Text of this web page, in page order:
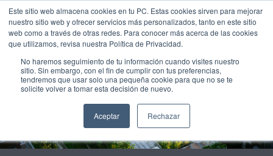
Este sitio web almacena cookies en tu PC. Estas cookies sirven para mejorar
nuestro sitio web y ofrecer servicios más personalizados, tanto en este sitio
web como a través de otras redes. Para conocer más acerca de las cookies
que utilizamos, revisa nuestra Política de Privacidad.
No haremos seguimiento de tu información cuando visites nuestro
sitio. Sin embargo, con el fin de cumplir con tus preferencias,
tendremos que usar solo una pequeña cookie para que no se te
solicite volver a tomar esta decisión de nuevo.
Aceptar Rechazar
UNEIX-
TE
Informe #4: La
ciudad de los 5
millones